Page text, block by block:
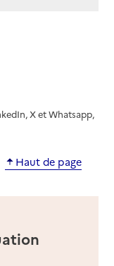
X et Whatsapp,
Haut de page